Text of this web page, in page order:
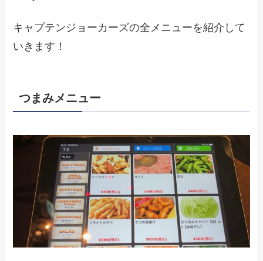
キャプテンジョーカーズの全メニューを紹介して
いきます！
つまみメニュー